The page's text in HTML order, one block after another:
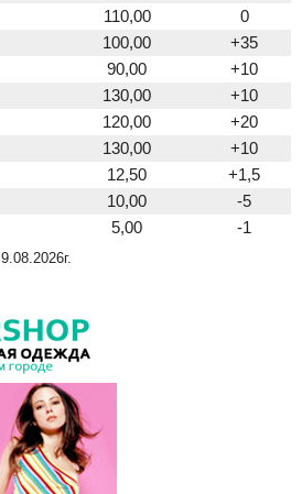
110,00
0
100,00
+35
90,00
+10
130,00
+10
120,00
+20
130,00
+10
12,50
+1,5
10,00
-5
5,00 -1
9.08.2026г.